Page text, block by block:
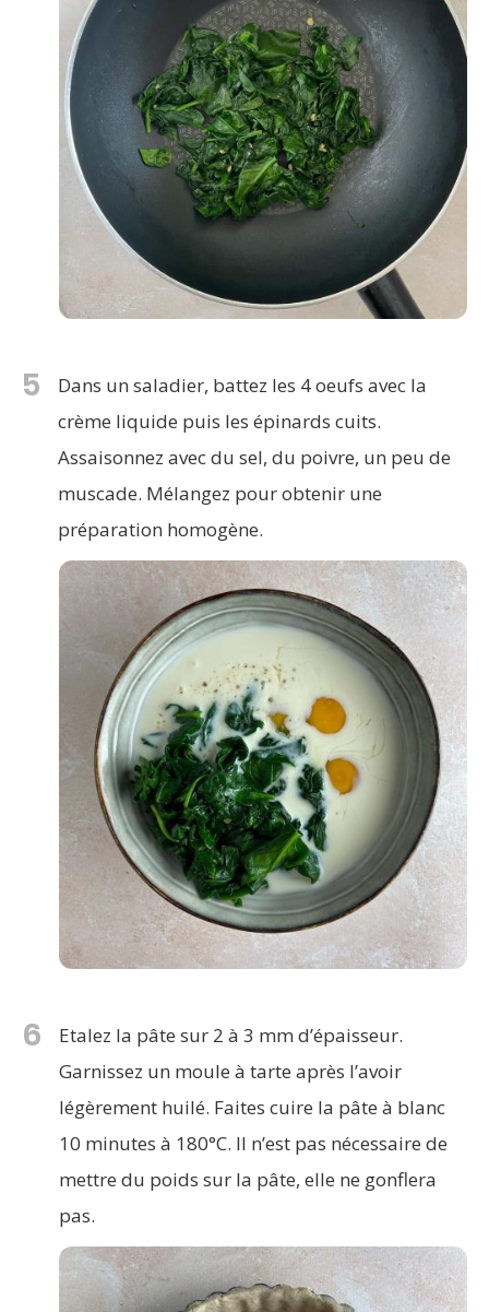
5
Dans un saladier, battez les 4 oeufs avec la
crème liquide puis les épinards cuits.
Assaisonnez avec du sel, du poivre, un peu de
muscade. Mélangez pour obtenir une
préparation homogène.
6
Etalez la pâte sur 2 à 3 mm d’épaisseur.
Garnissez un moule à tarte après l’avoir
légèrement huilé. Faites cuire la pâte à blanc
10 minutes à 180°C. Il n’est pas nécessaire de
mettre du poids sur la pâte, elle ne gonflera
pas.